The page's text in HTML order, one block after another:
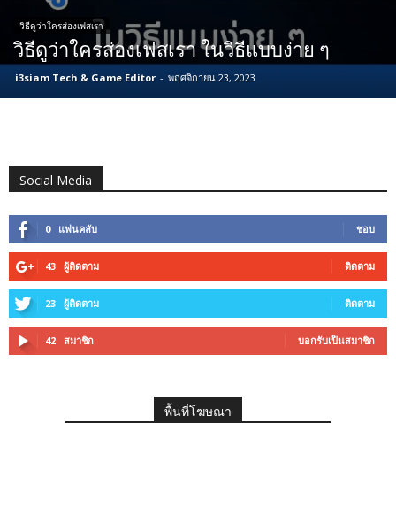
วิธีดูว่าใครส่องเฟสเรา
วิธีดูว่าใครส่องเฟสเรา ในวิธีแบบง่าย ๆ
i3siam Tech & Game Editor - พฤศจิกายน 23, 2023
Social Media
0 แฟนคลับ ชอบ
43 ผู้ติดตาม ติดตาม
23 ผู้ติดตาม ติดตาม
42 สมาชิก บอกรับเป็นสมาชิก
พื้นที่โฆษณา